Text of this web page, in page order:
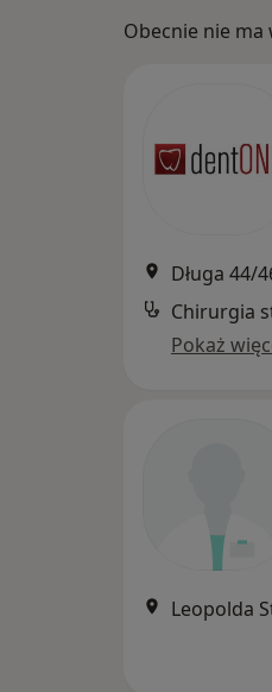
Obecnie nie
Długa 44/
Chirurgia
Pokaż
Leopolda